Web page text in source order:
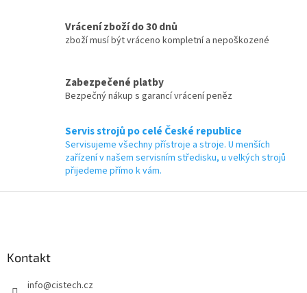
Vrácení zboží do 30 dnů
zboží musí být vráceno kompletní a nepoškozené
Zabezpečené platby
Bezpečný nákup s garancí vrácení peněz
Servis strojů po celé České republice
Servisujeme všechny přístroje a stroje. U menších
zařízení v našem servisním středisku, u velkých strojů
přijedeme přímo k vám.
Kontakt
info@cistech.cz